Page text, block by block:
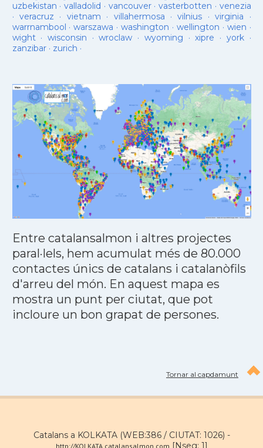
uzbekistan · valladolid · vancouver· vasterbotten · venezia
· veracruz · vietnam · villahermosa ·vilnius ·virginia ·
warrnambool ·warszawa ·washington · wellington · wien ·
wight· wisconsin ·wroclaw · wyoming ·xipre · york·
zanzibar· zurich ·
Entre catalansalmon i altres projectes
paral·lels, hem acumulat més de 80.000
contactes únics de catalans i catalanòfils
d'arreu del món. En aquest mapa es
mostra un punt per ciutat, que pot
incloure un bon grapat de persones.
Tornar al capdamunt
Catalans a KOLKATA (WEB:386 / CIUTAT: 1026) -
http://KOLKATA.catalansalmon.com [Nseg: 1]